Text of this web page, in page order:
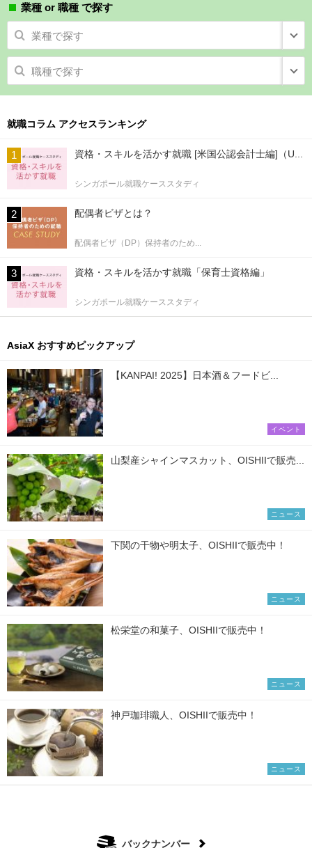
業種 or 職種 で探す
業種で探す
職種で探す
就職コラム アクセスランキング
資格・スキルを活かす就職 [米国公認会計士編]（U...
シンガポール就職ケーススタディ
配偶者ビザとは？
配偶者ビザ（DP）保持者のため...
資格・スキルを活かす就職「保育士資格編」
シンガポール就職ケーススタディ
AsiaX おすすめピックアップ
【KANPAI! 2025】日本酒＆フードビ...
イベント
山梨産シャインマスカット、OISHIIで販売...
ニュース
下関の干物や明太子、OISHIIで販売中！
ニュース
松栄堂の和菓子、OISHIIで販売中！
ニュース
神戸珈琲職人、OISHIIで販売中！
ニュース
バックナンバー